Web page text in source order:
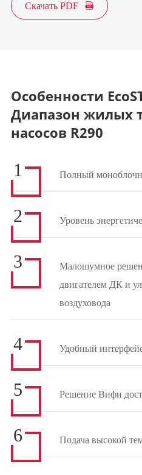
Скачать PDF 
Особенности
Диапазон жилых
насосов R290
1 Полный
2 Уровень
3
Малошумное
двигателем ДК и
воздуховода
4 Удобный
5 Решение Вифи
6 Подача высокой